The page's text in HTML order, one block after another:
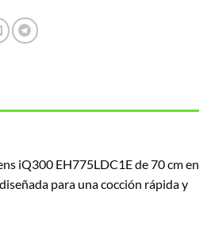
iQ300 EH775LDC1E de 70 cm en
para una cocción rápida y